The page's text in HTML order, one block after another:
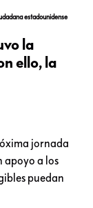
estadounidense
la
ello, la
jornada
apoyo a los
puedan